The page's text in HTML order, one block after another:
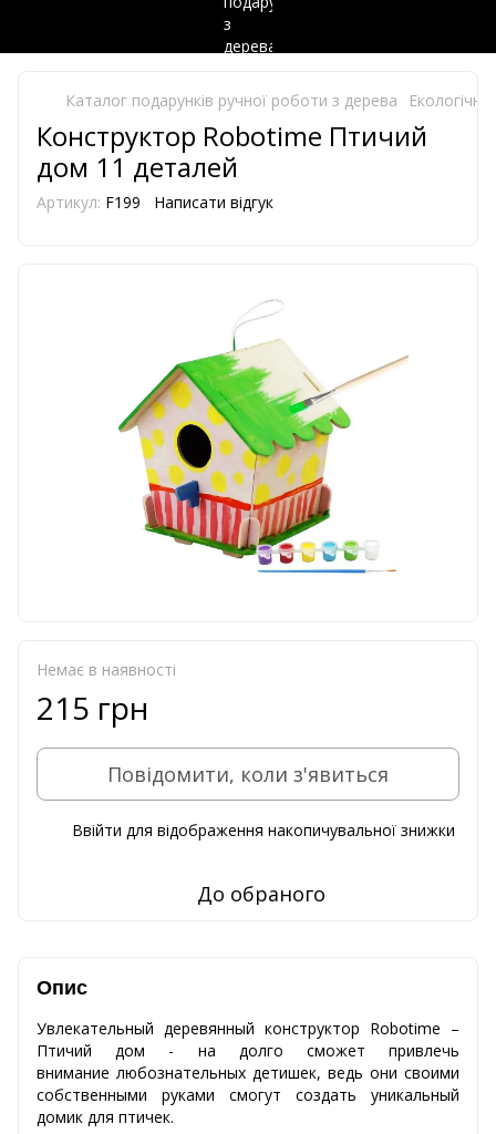
Каталог подарунків ручної роботи з дерева
Конструктор Robotime Птичий
дом 11 деталей
Артикул: F199 Написати відгук
Немає в наявності
215 грн
Повідомити, коли з'явиться
Ввійти для відображення накопичувальної знижки
До обраного
Опис
Увлекательный деревянный конструктор Robotime –
Птичий дом - на долго сможет привлечь
внимание любознательных детишек, ведь они своими
собственными руками смогут создать уникальный
домик для птичек.